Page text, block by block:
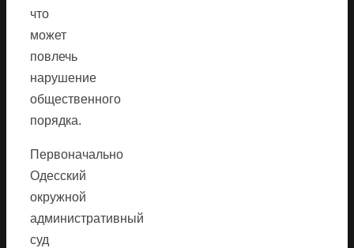
что
может
повлечь
нарушение
общественного
порядка.
Первоначально
Одесский
окружной
административный
суд